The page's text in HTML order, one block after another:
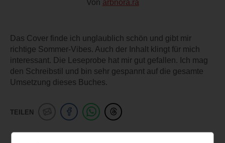
Von arbnora.ra
Das Cover finde ich unglaublich schön und gibt mir
richtige Sommer-Vibes. Auch der Inhalt klingt für mich
interessant. Die Leseprobe hat mir gut gefallen. Ich mag
den Schreibstil und bin sehr gespannt auf die gesamte
Umsetzung dieses Buches.
TEILEN